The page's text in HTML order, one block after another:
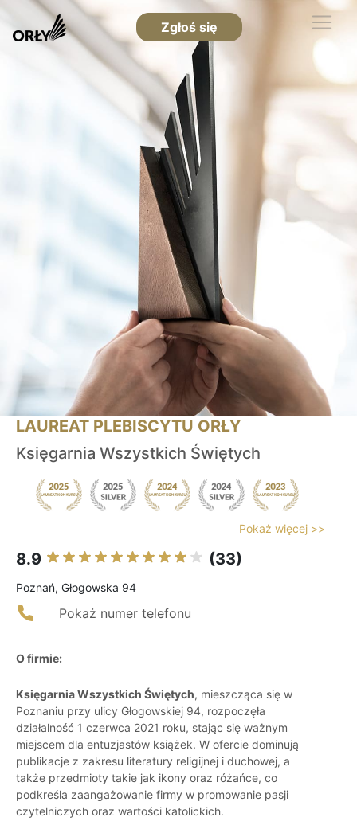
Zgłoś się
LAUREAT PLEBISCYTU ORŁY
Księgarnia Wszystkich Świętych
Pokaż więcej >>
8.9 (33)
Poznań, Głogowska 94
Pokaż numer telefonu
O firmie:
Księgarnia Wszystkich Świętych, mieszcząca się w
Poznaniu przy ulicy Głogowskiej 94, rozpoczęła
działalność 1 czerwca 2021 roku, stając się ważnym
miejscem dla entuzjastów książek. W ofercie dominują
publikacje z zakresu literatury religijnej i duchowej, a
także przedmioty takie jak ikony oraz różańce, co
podkreśla zaangażowanie firmy w promowanie pasji
czytelniczych oraz wartości katolickich.